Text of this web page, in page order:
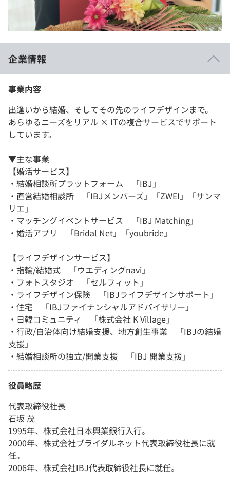
企業情報
事業内容
出逢いから結婚、そしてその先のライフデザインまで。
あらゆるニーズをリアル × ITの複合サービスでサポート
しています。
▼主な事業
【婚活サービス】
・結婚相談所プラットフォーム 「IBJ」
・直営結婚相談所 「IBJメンバーズ」「ZWEI」「サンマ
リエ」
・マッチングイベントサービス 「IBJ Matching」
・婚活アプリ 「Bridal Net」「youbride」
【ライフデザインサービス】
・指輪/結婚式 「ウエディングnavi」
・フォトスタジオ 「セルフィット」
・ライフデザイン保険 「IBJライフデザインサポート」
・住宅 「IBJファイナンシャルアドバイザリー」
・日韓コミュニティ 「株式会社 K Village」
・行政/自治体向け結婚支援、地方創生事業 「IBJの結婚
支援」
・結婚相談所の独立/開業支援 「IBJ 開業支援」
役員略歴
代表取締役社長
石坂 茂
1995年、株式会社日本興業銀行入行。
2000年、株式会社ブライダルネット代表取締役社長に就
任。
2006年、株式会社IBJ代表取締役社長に就任。